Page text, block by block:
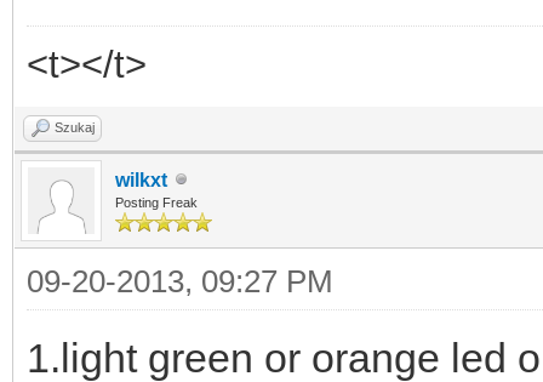
<t></t>
Szukaj
wilkxt
Posting Freak
09-20-2013, 09:27 PM
1.light green or orange led